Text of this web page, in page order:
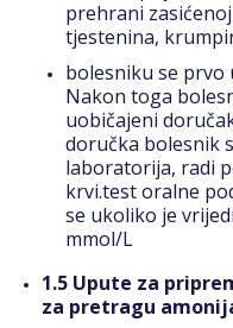
prehrani
tjestenina,
bolesniku se prvo
Nakon toga
uobičajeni
doručka bolesnik
laboratorija, radi
krvi.test oralne
se ukoliko je
mmol/L
1.5 Upute za
za pretragu